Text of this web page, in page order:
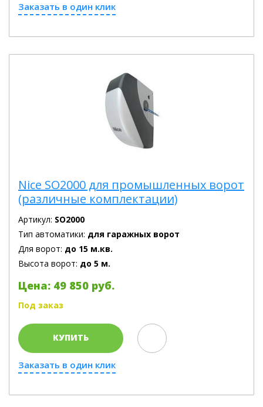
Заказать в один клик
Nice SO2000 для промышленных ворот
(различные комплектации)
Артикул: SO2000
Тип автоматики: для гаражных ворот
Для ворот: до 15 м.кв.
Высота ворот: до 5 м.
Цена: 49 850 руб.
Под заказ
КУПИТЬ
Заказать в один клик